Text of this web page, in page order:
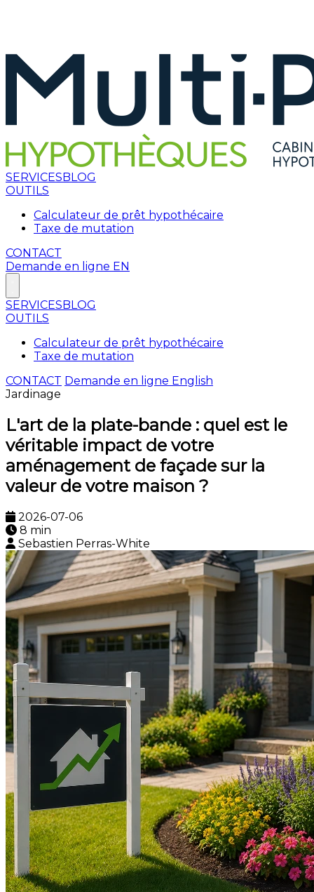
SERVICESBLOG
OUTILS
Calculateur de prêt hypothécaire
Taxe de mutation
CONTACT
Demande en ligne EN
SERVICESBLOG
OUTILS
Calculateur de prêt hypothécaire
Taxe de mutation
CONTACT Demande en ligne English
Jardinage
L'art de la plate-bande : quel est le
véritable impact de votre
aménagement de façade sur la
valeur de votre maison ?
2026-07-06
8 min
Sebastien Perras-White